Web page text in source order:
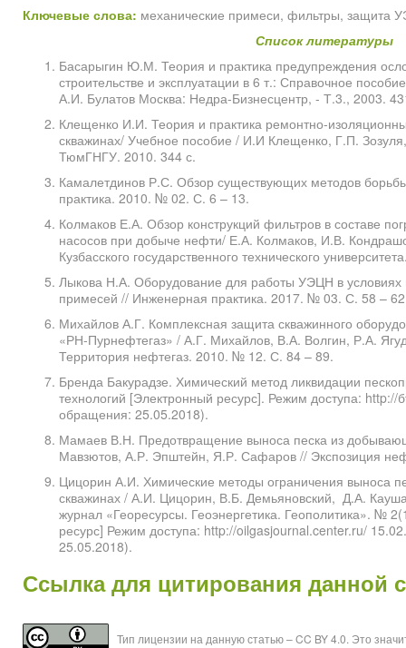
Ключевые слова: механические примеси, фильтры, защита
Список литературы
Басарыгин Ю.М. Теория и практика предупреждения
строительстве и эксплуатации в 6 т.: Справочное
А.И. Булатов Москва: Недра-Бизнесцентр, - Т.3., 2003.
Клещенко И.И. Теория и практика ремонтно-
скважинах/ Учебное пособие / И.И Клещенко, Г.П.
ТюмГНГУ. 2010. 344 с.
Камалетдинов Р.С. Обзор существующих методов
практика. 2010. № 02. С. 6 – 13.
Колмаков Е.А. Обзор конструкций фильтров в составе
насосов при добыче нефти/ Е.А. Колмаков, И.В.
Кузбасского государственного технического
Лыкова Н.А. Оборудование для работы УЭЦН в условиях
примесей // Инженерная практика. 2017. № 03. С. 58 –
Михайлов А.Г. Комплексная защита скважинного
«РН-Пурнефтегаз» / А.Г. Михайлов, В.А. Волгин, Р.А.
Территория нефтегаз. 2010. № 12. С. 84 – 89.
Бренда Бакурадзе. Химический метод ликвидации
технологий [Электронный ресурс]. Режим доступа:
обращения: 25.05.2018).
Мамаев В.Н. Предотвращение выноса песка из
Мавзютов, А.Р. Эпштейн, Я.Р. Сафаров // Экспозиция
Цицорин А.И. Химические методы ограничения выноса
скважинах / А.И. Цицорин, В.Б. Демьяновский, Д.А.
журнал «Георесурсы. Геоэнергетика. Геополитика». №
ресурс] Режим доступа: http://oilgasjournal.center.ru/
25.05.2018).
Ссылка для цитирования данной
Тип лицензии на данную статью – CC BY 4.0. Это